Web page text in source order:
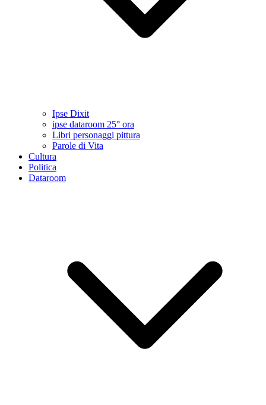
Ipse Dixit
ipse dataroom 25° ora
Libri personaggi pittura
Parole di Vita
Cultura
Politica
Dataroom